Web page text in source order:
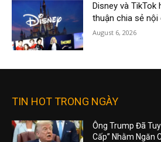
Disney và
thuận chia sẻ nội
August 6, 2026
TIN HOT TRONG NGÀY
Ông Trump Đã
Cấp” Nhằm Ngăn